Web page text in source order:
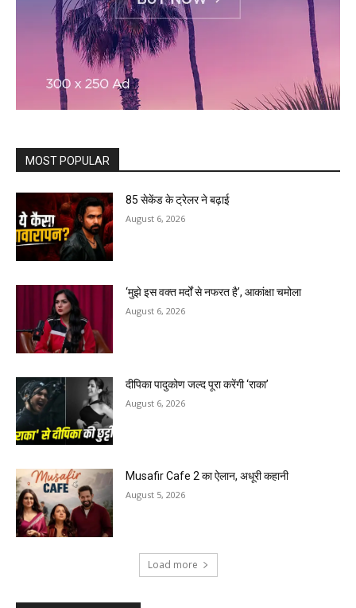
MOST POPULAR
85 सेकेंड के ट्रेलर ने बढ़ाई
August 6, 2026
‘मुझे इस वक्त मर्दों से नफरत है’, आकांक्षा चमोला
August 6, 2026
दीपिका पादुकोण जल्द पूरा करेंगी ‘राका’
August 6, 2026
Musafir Cafe 2 का ऐलान, अधूरी कहानी
August 5, 2026
Load more